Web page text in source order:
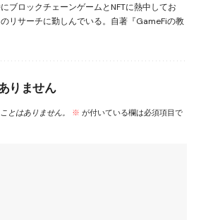
ブロックチェーンゲームとNFTに熱中してお
リサーチに勤しんでいる。自著『GameFiの教
りません
とはありません。 ※ が付いている欄は必須項目で